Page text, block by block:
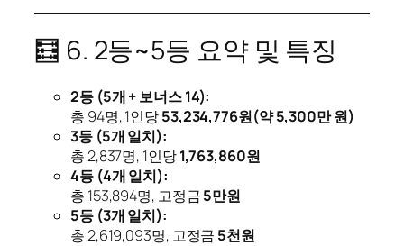
🧮 6. 2등~5등 요약 및 특징
2등 (5개 + 보너스 14):
총 94명, 1인당53,234,776원(약 5,300만 원)
3등 (5개 일치):
총 2,837명, 1인당1,763,860원
4등 (4개 일치):
총 153,894명, 고정금5만원
5등 (3개 일치):
총 2,619,093명, 고정금 5천원